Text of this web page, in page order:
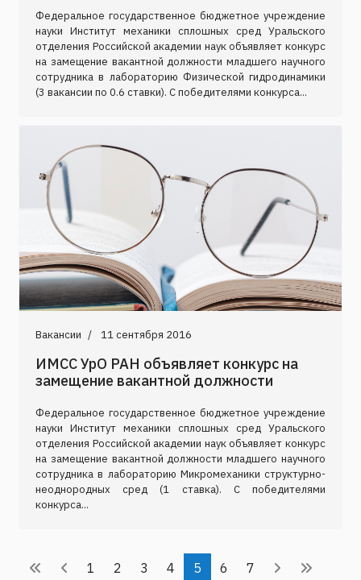
Федеральное государственное бюджетное учреждение
науки Институт механики сплошных сред Уральского
отделения Российской академии наук объявляет конкурс
на замещение вакантной должности младшего научного
сотрудника в лабораторию Физической гидродинамики
(3 вакансии по 0.6 ставки). C победителями конкурса...
Вакансии 11 сентября 2016
ИМСС УрО РАН объявляет конкурс на
замещение вакантной должности
Федеральное государственное бюджетное учреждение
науки Институт механики сплошных сред Уральского
отделения Российской академии наук объявляет конкурс
на замещение вакантной должности младшего научного
сотрудника в лабораторию Микромеханики структурно-
неоднородных сред (1 ставка). C победителями
конкурса...
1 2 3 4 5 6 7